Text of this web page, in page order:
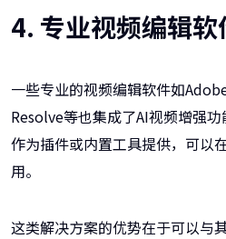
4. 专业视频编辑
一些专业的视频编辑软件如
Resolve等也集成了AI视频增强
作为插件或内置工具提供，可以
用。
这类解决方案的优势在于可以与